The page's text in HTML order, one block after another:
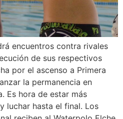
encuentros contra rivales
de sus respectivos
por el ascenso a Primera
la permanencia en
Es hora de estar más
luchar hasta el final. Los